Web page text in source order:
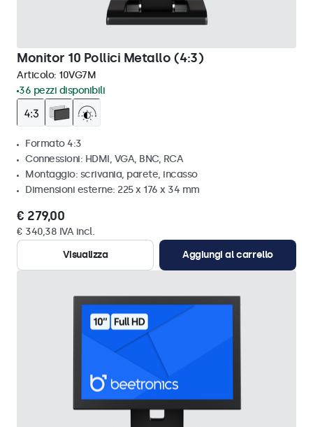
Monitor 10 Pollici Metallo (4:3)
Articolo: 10VG7M
36 pezzi disponibili
Formato 4:3
Connessioni: HDMI, VGA, BNC, RCA
Montaggio: scrivania, parete, incasso
Dimensioni esterne: 225 x 176 x 34 mm
€ 279,00
€ 340,38 IVA incl.
Visualizza
Aggiungi al carrello